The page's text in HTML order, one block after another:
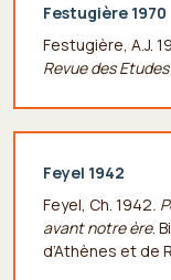
Festugière 1970
Festugière, A.J.
Revue des
Feyel 1942
Feyel, Ch. 1942.
avant notre ère.
d’Athènes et de